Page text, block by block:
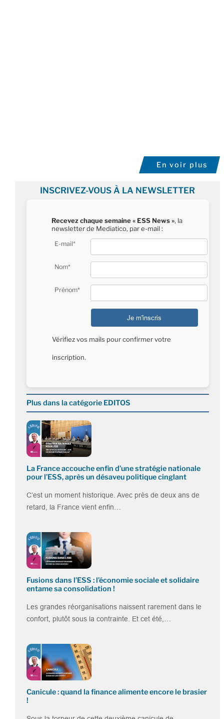
En voir plus
INSCRIVEZ-VOUS À LA NEWSLETTER
Recevez chaque semaine « ESS News », la
newsletter de Mediatico, par e-mail :
E-mail*
Nom*
Prénom*
Vérifiez vos mails pour confirmer votre
inscription.
Plus dans la catégorie EDITOS
La France accouche enfin d’une stratégie nationale
pour l’ESS, après un désaveu politique cinglant
C’est un moment historique. Avec près de deux ans de
retard, la France vient enfin…
Fusions dans l’ESS : l’économie sociale et solidaire
entame sa consolidation !
Les grandes réorganisations naissent rarement dans le
confort, plutôt sous la contrainte. Et cet été,…
Canicule : quand la finance alimente encore le brasier
!